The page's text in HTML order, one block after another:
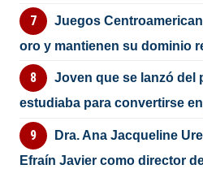
Juegos
oro y mantienen su dominio
Joven que se lanzó del
estudiaba para convertirse
Dra. Ana Jacqueline
Efraín Javier como director